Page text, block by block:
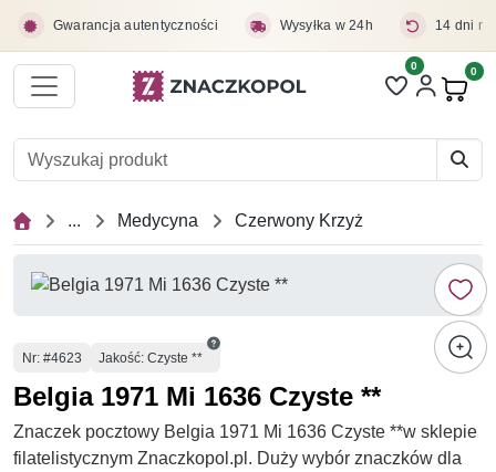
Gwarancja autentyczności Wysyłka w 24h 14 dni
Liczba pozycji
0 0
... Medycyna Czerwony Krzyż
Numer
Nr: #4623 Jakość: Czyste **
Belgia 1971 Mi 1636 Czyste **
Znaczek pocztowy Belgia 1971 Mi 1636 Czyste **w sklepie
filatelistycznym Znaczkopol.pl. Duży wybór znaczków dla